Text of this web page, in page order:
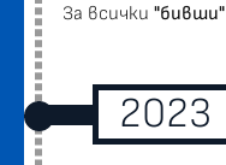
За всички "бивши"
2023